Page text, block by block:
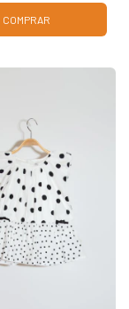
COMPRAR